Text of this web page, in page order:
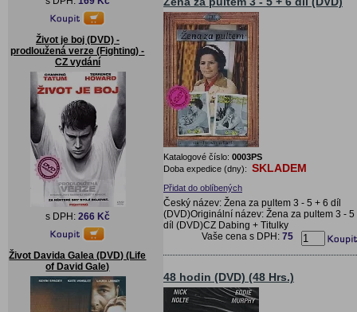
Život je boj (DVD) -
prodloužená verze (Fighting) -
CZ vydání
s DPH: 266 Kč
Život Davida Galea (DVD) (Life
of David Gale)
Katalogové číslo: 0003PS
Doba expedice (dny): SKLADEM
Přidat do oblíbených
Český název: Žena za pultem 3 - 5 + 6 díl
(DVD)Originální název: Žena za pultem 3 - 5
díl (DVD)CZ Dabing + Titulky
Vaše cena s DPH: 75
48 hodin (DVD) (48 Hrs.)